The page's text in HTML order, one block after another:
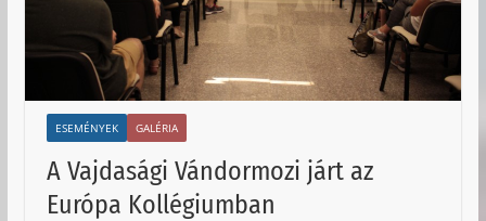
ESEMÉNYEK GALÉRIA
A Vajdasági Vándormozi járt az
Európa Kollégiumban